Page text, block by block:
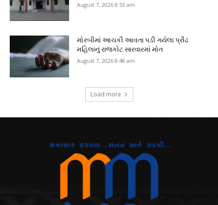
August 7, 2026 8:53 am
મોરબીમાં આચકી આવતા પડી ગયેલા પ્રૌઢ
મહિલાનું રાજકોટ સારવારમાં મોત
August 7, 2026 8:48 am
Load more